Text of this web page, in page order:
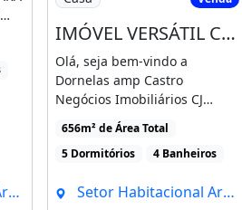
IMÓVEL VERSÁTIL COMERCIAL E RESIDENCIAL JÁ ESCRITURADO, LOJA NA FRENTE E CASA NOS
Olá, seja bem-vindo a
Dornelas amp Castro
Negócios Imobiliários CJ
25.447.Me chamo Carlos
Castro, [...]
656m² de Área Total
5 Dormitórios
4 Banheiros
Setor Habitacional Arniqueira, Brasília - DF